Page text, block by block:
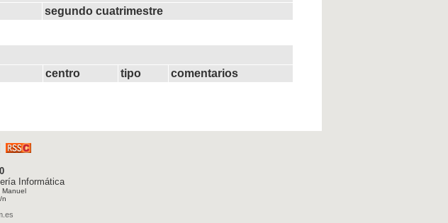
segundo cuatrimestre
centro tipo comentarios
Informática
Manuel
n